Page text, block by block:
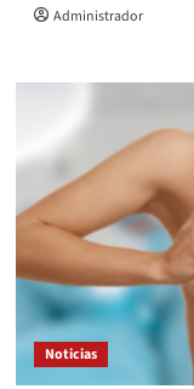
Administrador
Noticias